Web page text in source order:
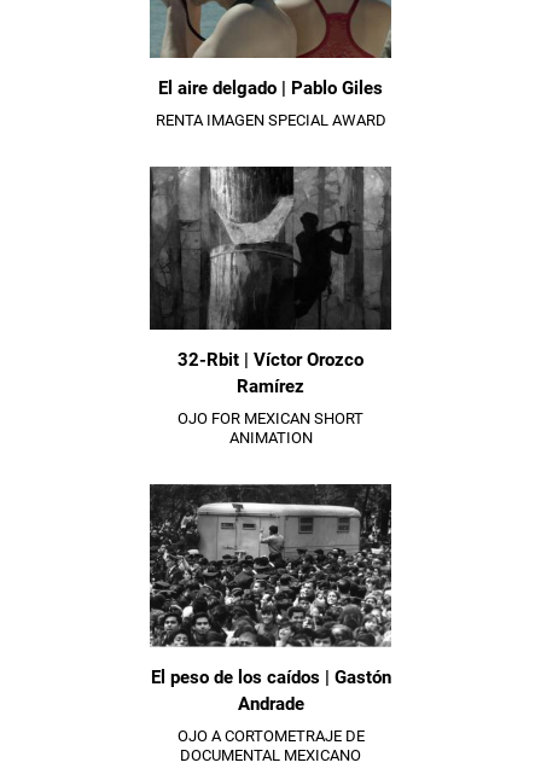
El aire delgado | Pablo Giles
RENTA IMAGEN SPECIAL AWARD
32-Rbit | Víctor Orozco
Ramírez
OJO FOR MEXICAN SHORT
ANIMATION
El peso de los caídos | Gastón
Andrade
OJO A CORTOMETRAJE DE
DOCUMENTAL MEXICANO